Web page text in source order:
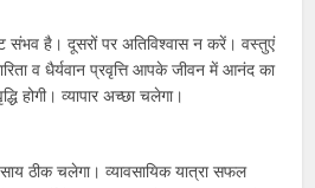
संभव है। दूसरों पर अतिविश्वास न करें। वस्तुएं
व धैर्यवान प्रवृत्ति आपके जीवन में आनंद का
होगी। व्यापार अच्छा चलेगा।
ठीक चलेगा। व्यावसायिक यात्रा सफल